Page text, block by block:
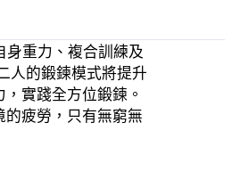
身重力、複合訓練及
人的鍛鍊模式將提升
實踐全方位鍛鍊。
疲勞，只有無窮無